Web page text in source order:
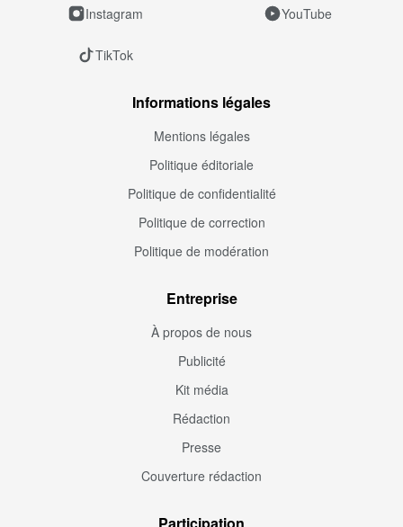
Instagram YouTube
TikTok
Informations légales
Mentions légales
Politique éditoriale
Politique de confidentialité
Politique de correction
Politique de modération
Entreprise
À propos de nous
Publicité
Kit média
Rédaction
Presse
Couverture rédaction